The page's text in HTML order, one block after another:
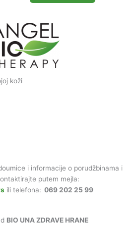
koži
i informacije o porudžbinama i
putem mejla:
ili telefona: 069 202 25 99
BIO UNA ZDRAVE HRANE